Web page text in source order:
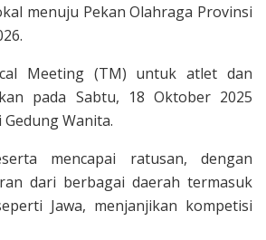
menuju Pekan Olahraga Provinsi
Meeting (TM) untuk atlet dan
pada Sabtu, 18 Oktober 2025
Wanita.
mencapai ratusan, dengan
dari berbagai daerah termasuk
Jawa, menjanjikan kompetisi